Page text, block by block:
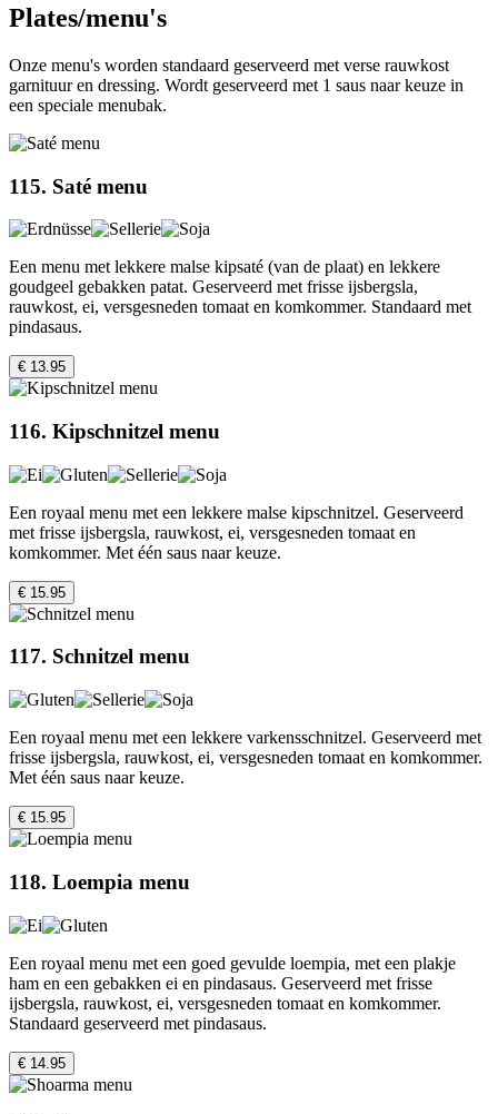
Plates/menu's
Onze menu's worden standaard geserveerd met verse rauwkost
garnituur en dressing. Wordt geserveerd met 1 saus naar keuze in
een speciale menubak.
115. Saté menu
Een menu met lekkere malse kipsaté (van de plaat) en lekkere
goudgeel gebakken patat. Geserveerd met frisse ijsbergsla,
rauwkost, ei, versgesneden tomaat en komkommer. Standaard met
pindasaus.
€ 13.95
116. Kipschnitzel menu
Een royaal menu met een lekkere malse kipschnitzel. Geserveerd
met frisse ijsbergsla, rauwkost, ei, versgesneden tomaat en
komkommer. Met één saus naar keuze.
€ 15.95
117. Schnitzel menu
Een royaal menu met een lekkere varkensschnitzel. Geserveerd met
frisse ijsbergsla, rauwkost, ei, versgesneden tomaat en komkommer.
Met één saus naar keuze.
€ 15.95
118. Loempia menu
Een royaal menu met een goed gevulde loempia, met een plakje
ham en een gebakken ei en pindasaus. Geserveerd met frisse
ijsbergsla, rauwkost, ei, versgesneden tomaat en komkommer.
Standaard geserveerd met pindasaus.
€ 14.95